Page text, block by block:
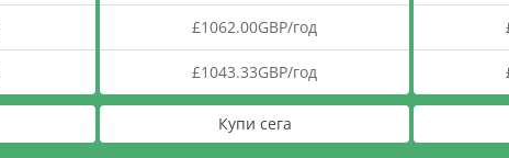
£1062.00GBP/год
£1043.33GBP/год
Купи сега